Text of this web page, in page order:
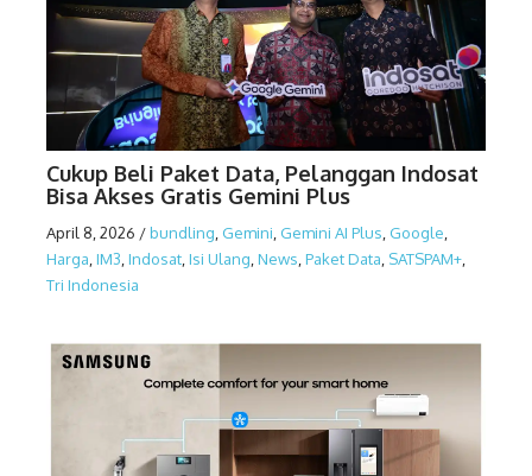
Cukup Beli Paket Data, Pelanggan Indosat
Bisa Akses Gratis Gemini Plus
April 8, 2026 /bundling, Gemini, Gemini AI Plus, Google,
Harga,IM3,Indosat,Isi Ulang,News,Paket Data, SATSPAM+,
Tri Indonesia